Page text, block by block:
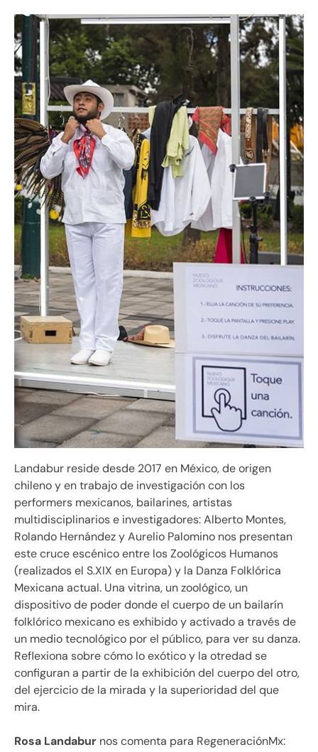
Landabur reside desde 2017 en México, de origen
chileno y en trabajo de investigación con los
performers mexicanos, bailarines, artistas
multidisciplinarios e investigadores: Alberto Montes,
Rolando Hernández y Aurelio Palomino nos presentan
este cruce escénico entre los Zoológicos Humanos
(realizados el S.XIX en Europa) y la Danza Folklórica
Mexicana actual. Una vitrina, un zoológico, un
dispositivo de poder donde el cuerpo de un bailarín
folklórico mexicano es exhibido y activado a través de
un medio tecnológico por el público, para ver su danza.
Reflexiona sobre cómo lo exótico y la otredad se
configuran a partir de la exhibición del cuerpo del otro,
del ejercicio de la mirada y la superioridad del que
mira.
Rosa Landabur nos comenta para RegeneraciónMx: